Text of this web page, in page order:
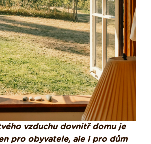
vzduchu dovnitř domu je
pro obyvatele, ale i pro dům